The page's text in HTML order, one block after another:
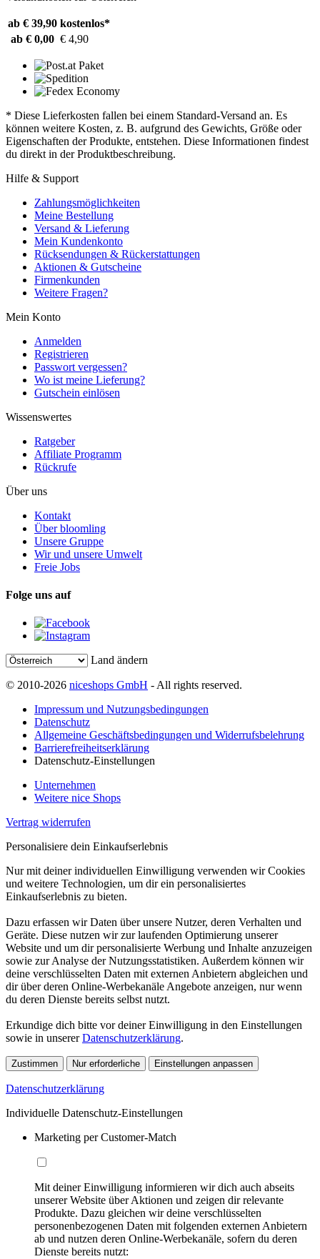
ab € 39,90 kostenlos*
ab € 0,00 € 4,90
* Diese Lieferkosten fallen bei einem Standard-Versand an. Es
können weitere Kosten, z. B. aufgrund des Gewichts, Größe oder
Eigenschaften der Produkte, entstehen. Diese Informationen findest
du direkt in der Produktbeschreibung.
Hilfe & Support
Zahlungsmöglichkeiten
Meine Bestellung
Versand & Lieferung
Mein Kundenkonto
Rücksendungen & Rückerstattungen
Aktionen & Gutscheine
Firmenkunden
Weitere Fragen?
Mein Konto
Anmelden
Registrieren
Passwort vergessen?
Wo ist meine Lieferung?
Gutschein einlösen
Wissenswertes
Ratgeber
Affiliate Programm
Rückrufe
Über uns
Kontakt
Über bloomling
Unsere Gruppe
Wir und unsere Umwelt
Freie Jobs
Folge uns auf
Land ändern
© 2010-2026 niceshops GmbH - All rights reserved.
Impressum und Nutzungsbedingungen
Datenschutz
Allgemeine Geschäftsbedingungen und Widerrufsbelehrung
Barrierefreiheitserklärung
Datenschutz-Einstellungen
Unternehmen
Weitere nice Shops
Vertrag widerrufen
Personalisiere dein Einkaufserlebnis
Nur mit deiner individuellen Einwilligung verwenden wir Cookies
und weitere Technologien, um dir ein personalisiertes
Einkaufserlebnis zu bieten.
Dazu erfassen wir Daten über unsere Nutzer, deren Verhalten und
Geräte. Diese nutzen wir zur laufenden Optimierung unserer
Website und um dir personalisierte Werbung und Inhalte anzuzeigen
sowie zur Analyse der Nutzungsstatistiken. Außerdem können wir
deine verschlüsselten Daten mit externen Anbietern abgleichen und
dir über deren Online-Werbekanäle Angebote anzeigen, nur wenn
du deren Dienste bereits selbst nutzt.
Erkundige dich bitte vor deiner Einwilligung in den Einstellungen
sowie in unsererDatenschutzerklärung.
Zustimmen Nur erforderliche Einstellungen anpassen
Datenschutzerklärung
Individuelle Datenschutz-Einstellungen
Marketing per Customer-Match
Mit deiner Einwilligung informieren wir dich auch abseits
unserer Website über Aktionen und zeigen dir relevante
Produkte. Dazu gleichen wir deine verschlüsselten
personenbezogenen Daten mit folgenden externen Anbietern
ab und nutzen deren Online-Werbekanäle, sofern du deren
Dienste bereits nutzt: